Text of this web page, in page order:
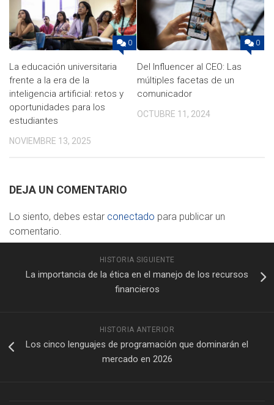
0
La educación universitaria
frente a la era de la
inteligencia artificial: retos y
oportunidades para los
estudiantes
NOVIEMBRE 13, 2025
0
Del Influencer al CEO: Las
múltiples facetas de un
comunicador
OCTUBRE 11, 2024
DEJA UN COMENTARIO
Lo siento, debes estar conectado para publicar un
comentario.
HISTORIA SIGUIENTE
La importancia de la ética en el manejo de los recursos
financieros
HISTORIA ANTERIOR
Los cinco lenguajes de programación que dominarán el
mercado en 2026